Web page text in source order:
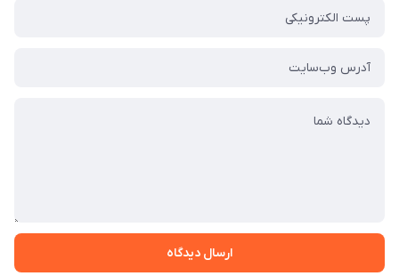
ارسال دیدگاه